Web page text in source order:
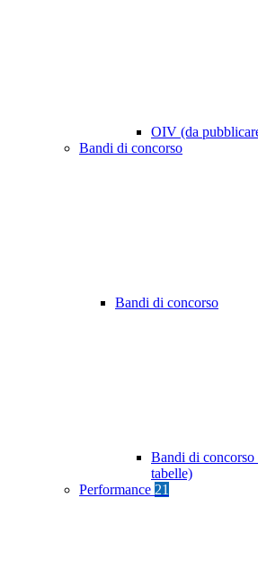
OIV (da
Bandi di concorso
Bandi di concorso
Bandi di
tabelle)
Performance 21